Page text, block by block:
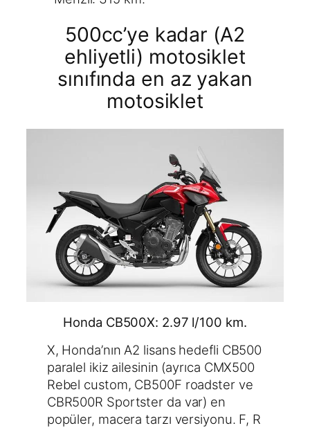
500cc’ye kadar (A2
ehliyetli) motosiklet
sınıfında en az yakan
motosiklet
Honda CB500X: 2.97 l/100 km.
X, Honda’nın A2 lisans hedefli CB500
paralel ikiz ailesinin (ayrıca CMX500
Rebel custom, CB500F roadster ve
CBR500R Sportster da var) en
popüler, macera tarzı versiyonu. F, R